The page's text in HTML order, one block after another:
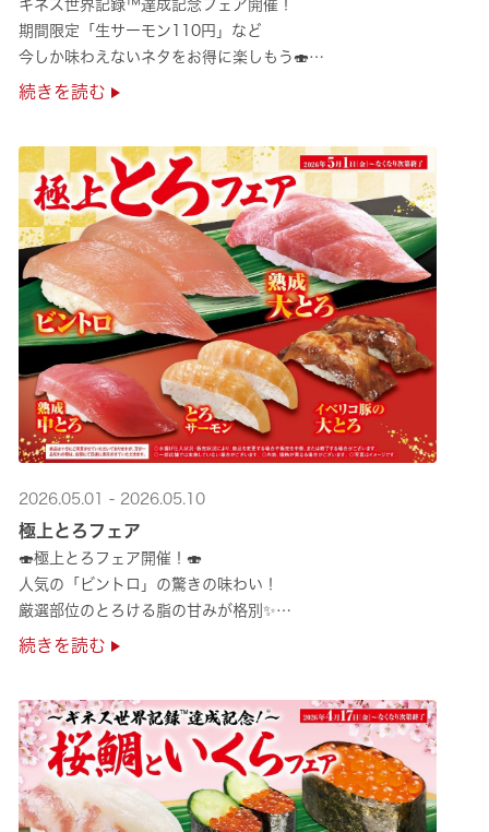
ギネス世界記録™達成記念フェア開催！
期間限定「生サーモン110円」など
今しか味わえないネタをお得に楽しもう🍣
是非お越しください✨
続きを読む
2026.05.01 - 2026.05.10
極上とろフェア
🍣極上とろフェア開催！🍣
人気の「ビントロ」の驚きの味わい！
厳選部位のとろける脂の甘みが格別✨
極上の味覚を是非くら寿司でご堪能ください♪
続きを読む